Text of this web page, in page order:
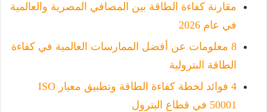
مقارنة كفاءة الطاقة بين المصافي المصرية والعالمية
في عام 2026
8 معلومات عن أفضل الممارسات العالمية في كفاءة
الطاقة البترولية
4 فوائد لخطة كفاءة الطاقة وتطبيق معيار ISO
50001 في قطاع البترول